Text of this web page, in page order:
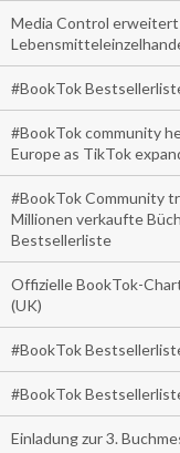
Media Control
#BookTok
#BookTok community
Europe as TikTok
#BookTok Community
Millionen verkaufte
Bestsellerliste
Offizielle BookTok-
(UK)
#BookTok
#BookTok
Einladung zur 3.